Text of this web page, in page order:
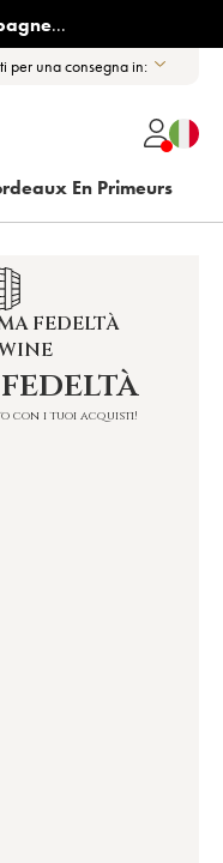
...
per una consegna in:
En Primeurs
FEDELTÀ
con i tuoi acquisti!